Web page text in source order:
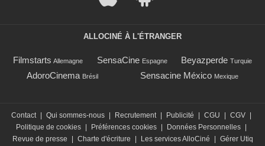
ALLOCINÉ À L'ÉTRANGER
Filmstarts Allemagne SensaCine Espagne Beyazperde Turquie
AdoroCinema Brésil Sensacine México Mexique
Contact | Qui sommes-nous | Recrutement | Publicité | CGU | CGV |
Politique de cookies | Préférences cookies | Données Personnelles |
Revue de presse
| Charte d'écriture | Les services AlloCiné | Gérer Utiq